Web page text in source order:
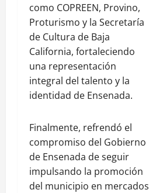
como COPREEN, Provino,
Proturismo y la Secretaría
de Cultura de Baja
California, fortaleciendo
una representación
integral del talento y la
identidad de Ensenada.
Finalmente, refrendó el
compromiso del Gobierno
de Ensenada de seguir
impulsando la promoción
del municipio en mercados